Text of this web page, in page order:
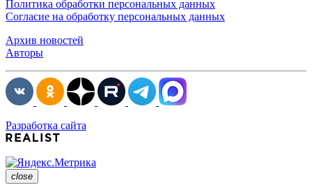
Политика обработки персональных данных
Согласие на обработку персональных данных
Архив новостей
Авторы
Разработка сайта
close